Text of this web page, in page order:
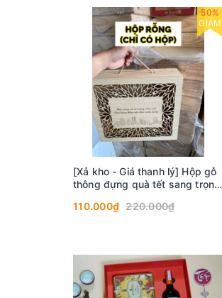
50%
GIẢM
[Xả kho - Giá thanh lý] Hộp gỗ
thông đựng quà tết sang trọng
110.000₫ 220.000₫